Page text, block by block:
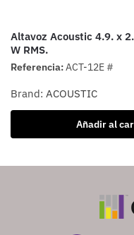
Altavoz Acoustic 4.9. x
W RMS.
Referencia:ACT-12E #
Brand: ACOUSTIC
Añadir al